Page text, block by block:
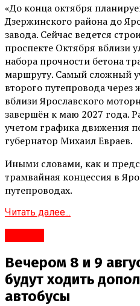
«До конца октября
Дзержинского района до
завода. Сейчас ведется
проспекте Октября вблизи
набора прочности бетона
маршруту. Самый сложный
второго путепровода
вблизи Ярославского
завершён к маю 2027 года.
учетом графика движения
губернатор Михаил Евраев.
Иными словами, как и
трамвайная концессия в
путепроводах.
Читать далее...
Вечером 8 и 9
будут ходить
автобусы